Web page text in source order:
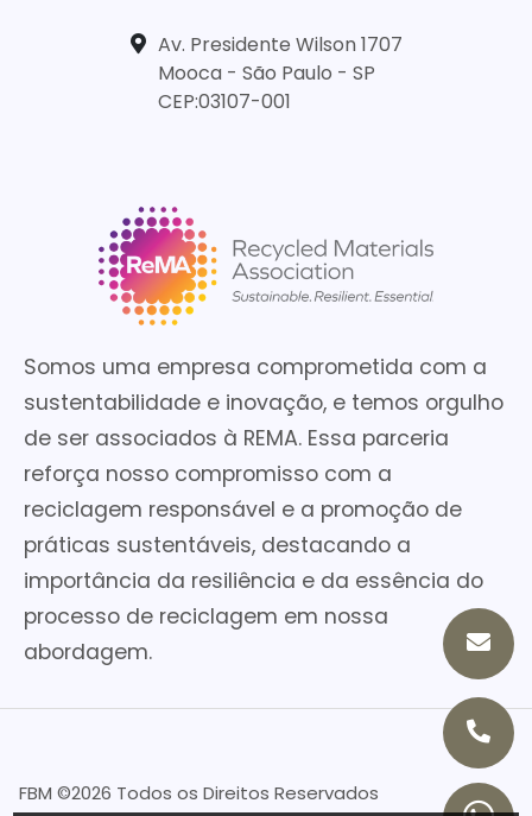
Av. Presidente Wilson 1707
Mooca - São Paulo - SP
CEP:03107-001
Somos uma empresa comprometida com a
sustentabilidade e inovação, e temos orgulho
de ser associados à REMA. Essa parceria
reforça nosso compromisso com a
reciclagem responsável e a promoção de
práticas sustentáveis, destacando a
importância da resiliência e da essência do
processo de reciclagem em nossa
abordagem.
FBM ©2026 Todos os Direitos Reservados